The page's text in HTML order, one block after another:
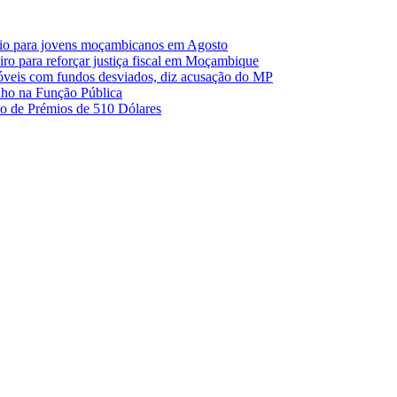
para jovens moçambicanos em Agosto
para reforçar justiça fiscal em Moçambique
com fundos desviados, diz acusação do MP
na Função Pública
de Prémios de 510 Dólares